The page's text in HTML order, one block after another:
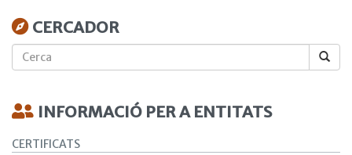
CERCADOR
INFORMACIÓ PER A ENTITATS
CERTIFICATS